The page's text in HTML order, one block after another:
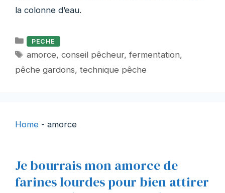
la colonne d’eau.
Catégories
PECHE
Étiquettes
amorce,conseil pêcheur,fermentation,
pêche gardons, technique pêche
Home - amorce
Je bourrais mon amorce de
farines lourdes pour bien attirer